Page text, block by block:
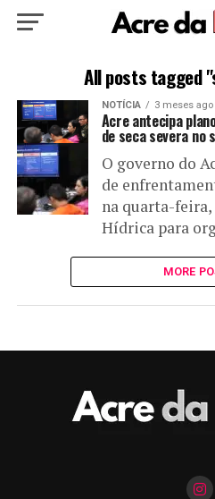
HOME POLÍTICA
EDUCAÇÃO NOTÍCIA
All posts tagged
NOTÍCIA 3 meses ago
Acre antecipa
de seca severa no
O governo do
de
na quarta-feira,
Hídrica para
MORE